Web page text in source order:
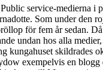
service-medierna i
Som under den
för fem år sedan.
undan hos alla
kungahuset skildrades
exempelvis en